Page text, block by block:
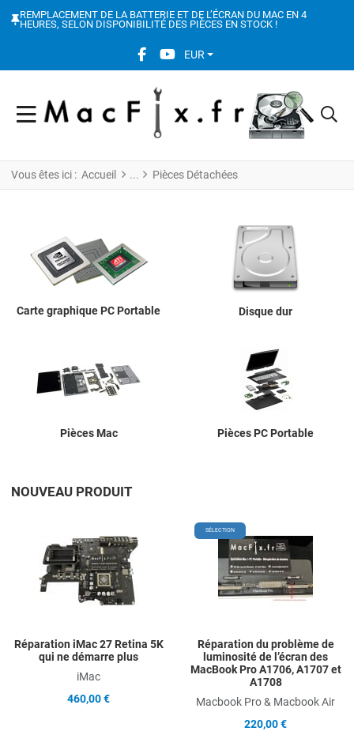
REMPLACEMENT DE LA BATTERIE ET DE L’ÉCRAN DU MAC EN 4
HEURES, SELON DISPONIBILITÉ DES PIÈCES EN STOCK !
FACEBOOK SOCIAL LINK
YOUTUBE SOCIAL LINK
EUR
Vous êtes ici : Accueil Pièces Détachées
Carte graphique PC Portable Disque dur
Pièces Mac Pièces PC Portable
NOUVEAU PRODUIT
Add to Wishlist
Add to Compare
Quick View
Réparation iMac 27 Retina 5K
qui ne démarre plus
iMac
460,00 €
SÉLECTION
Réparation du problème de
luminosité de l’écran des
MacBook Pro A1706, A1707 et
A1708
Macbook Pro & Macbook Air
220,00 €